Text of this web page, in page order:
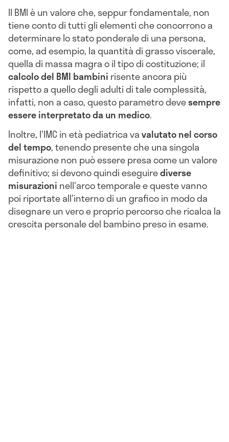
Il BMI è un valore che, seppur fondamentale, non
tiene conto di tutti gli elementi che concorrono a
determinare lo stato ponderale di una persona,
come, ad esempio, la quantità di grasso viscerale,
quella di massa magra o il tipo di costituzione; il
calcolo del BMI bambini risente ancora più
rispetto a quello degli adulti di tale complessità,
infatti, non a caso, questo parametro devesempre
essere interpretato da un medico.
Inoltre, l'IMC in età pediatrica vavalutato nel corso
del tempo, tenendo presente che una singola
misurazione non può essere presa come un valore
definitivo; si devono quindi eseguirediverse
misurazioni nell'arco temporale e queste vanno
poi riportate all'interno di un grafico in modo da
disegnare un vero e proprio percorso che ricalca la
crescita personale del bambino preso in esame.